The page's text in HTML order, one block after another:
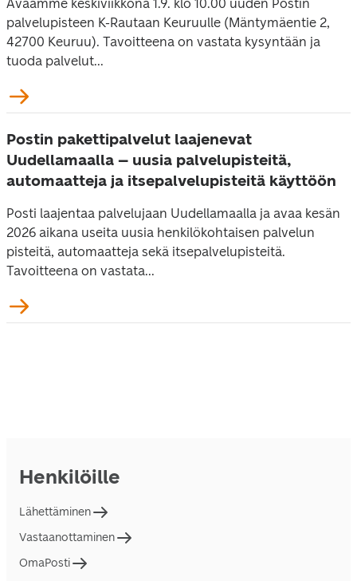
Avaamme keskiviikkona 1.9. klo 10.00 uuden Postin
palvelupisteen K-Rautaan Keuruulle (Mäntymäentie 2,
42700 Keuruu). Tavoitteena on vastata kysyntään ja
tuoda palvelut...
Postin pakettipalvelut laajenevat
Uudellamaalla – uusia palvelupisteitä,
automaatteja ja itsepalvelupisteitä käyttöön
Posti laajentaa palvelujaan Uudellamaalla ja avaa kesän
2026 aikana useita uusia henkilökohtaisen palvelun
pisteitä, automaatteja sekä itsepalvelupisteitä.
Tavoitteena on vastata...
Henkilöille
Lähettäminen
Vastaanottaminen
OmaPosti